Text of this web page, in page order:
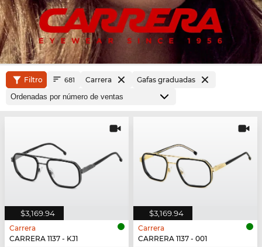
Filtro 681 Carrera Gafas graduadas
$3,169.94
Carrera
CARRERA 1137 - KJ1
$3,169.94
Carrera
CARRERA 1137 - 001